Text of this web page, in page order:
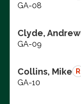
GA-08
Clyde, Andrew
GA-09
Collins, Mike R
GA-10